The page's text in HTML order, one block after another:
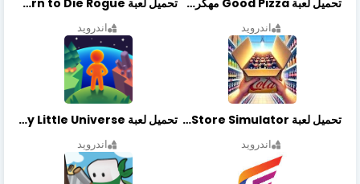
تحميل لعبة Good Pizza مهكرة اخر اصدار
اندرويد
تحميل لعبة Earn to Die Rogue مهكرة اخر اصدار
اندرويد
تحميل لعبة Retail Store Simulator مهكرة اخر اصدار
اندرويد
تحميل لعبة My Little Universe مهكرة أخر إصدار
اندرويد